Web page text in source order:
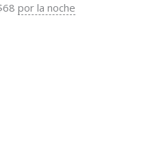
68 por la noche